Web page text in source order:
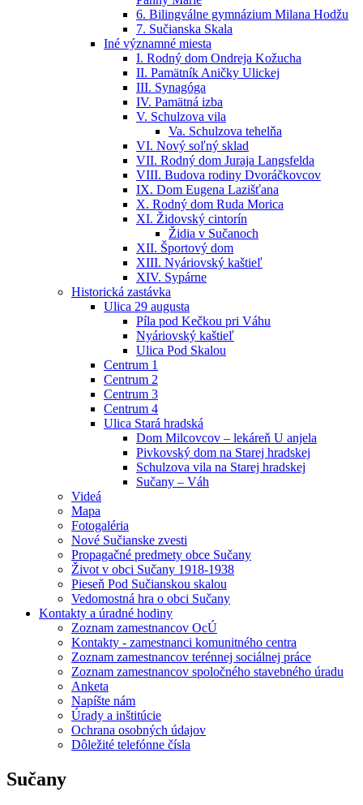
6. Bilingválne gymnázium Milana Hodžu
7. Sučianska Skala
Iné významné miesta
I. Rodný dom Ondreja Kožucha
II. Pamätník Aničky Ulickej
III. Synagóga
IV. Pamätná izba
V. Schulzova vila
Va. Schulzova tehelňa
VI. Nový soľný sklad
VII. Rodný dom Juraja Langsfelda
VIII. Budova rodiny Dvoráčkovcov
IX. Dom Eugena Lazišťana
X. Rodný dom Ruda Morica
XI. Židovský cintorín
Židia v Sučanoch
XII. Športový dom
XIII. Nyáriovský kaštieľ
XIV. Sypárne
Historická zastávka
Ulica 29 augusta
Píla pod Kečkou pri Váhu
Nyáriovský kaštieľ
Ulica Pod Skalou
Centrum 1
Centrum 2
Centrum 3
Centrum 4
Ulica Stará hradská
Dom Milcovcov – lekáreň U anjela
Pivkovský dom na Starej hradskej
Schulzova vila na Starej hradskej
Sučany – Váh
Videá
Mapa
Fotogaléria
Nové Sučianske zvesti
Propagačné predmety obce Sučany
Život v obci Sučany 1918-1938
Pieseň Pod Sučianskou skalou
Vedomostná hra o obci Sučany
Kontakty a úradné hodiny
Zoznam zamestnancov OcÚ
Kontakty - zamestnanci komunitného centra
Zoznam zamestnancov terénnej sociálnej práce
Zoznam zamestnancov spoločného stavebného úradu
Anketa
Napíšte nám
Úrady a inštitúcie
Ochrana osobných údajov
Dôležité telefónne čísla
Sučany